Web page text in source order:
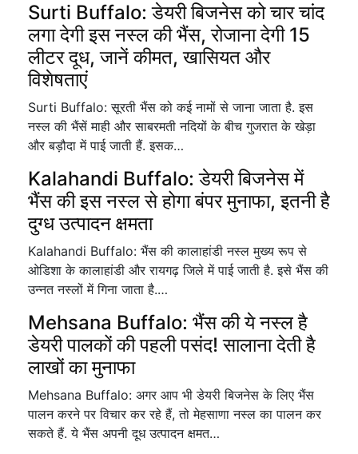
Surti Buffalo: डेयरी बिजनेस को चार चांद
लगा देगी इस नस्ल की भैंस, रोजाना देगी 15
लीटर दूध, जानें कीमत, खासियत और
विशेषताएं
Surti Buffalo: सूरती भैंस को कई नामों से जाना जाता है. इस
नस्ल की भैंसें माही और साबरमती नदियों के बीच गुजरात के खेड़ा
और बड़ौदा में पाई जाती हैं. इसक…
Kalahandi Buffalo: डेयरी बिजनेस में
भैंस की इस नस्ल से होगा बंपर मुनाफा, इतनी है
दुग्ध उत्पादन क्षमता
Kalahandi Buffalo: भैंस की कालाहांडी नस्ल मुख्य रूप से
ओडिशा के कालाहांडी और रायगढ़ जिले में पाई जाती है. इसे भैंस की
उन्नत नस्लों में गिना जाता है.…
Mehsana Buffalo: भैंस की ये नस्ल है
डेयरी पालकों की पहली पसंद! सालाना देती है
लाखों का मुनाफा
Mehsana Buffalo: अगर आप भी डेयरी बिजनेस के लिए भैंस
पालन करने पर विचार कर रहे हैं, तो मेहसाणा नस्ल का पालन कर
सकते हैं. ये भैंस अपनी दूध उत्पादन क्षमत…